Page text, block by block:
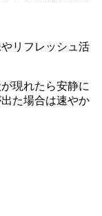
リフレッシュ活
現れたら安静に
た場合は速やか